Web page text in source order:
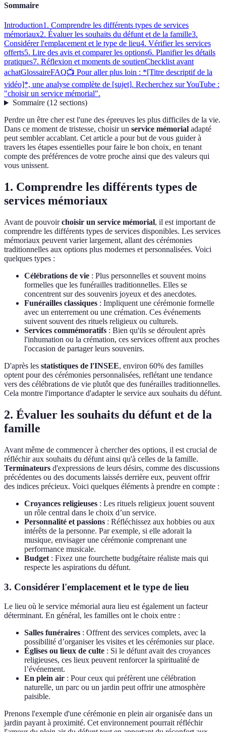
Sommaire
Introduction1. Comprendre les différents types de services
mémoriaux2. Évaluer les souhaits du défunt et de la famille3.
Considérer l'emplacement et le type de lieu4. Vérifier les services
offerts5. Lire des avis et comparer les options6. Planifier les détails
pratiques7. Réflexion et moments de soutienChecklist avant
achatGlossaireFAQ📺 Pour aller plus loin : *[Titre descriptif de la
vidéo]*, une analyse complète de [sujet]. Recherchez sur YouTube :
"choisir un service mémorial".
Sommaire(12 sections)
Perdre un être cher est l'une des épreuves les plus difficiles de la vie.
Dans ce moment de tristesse, choisir un service mémorial adapté
peut sembler accablant. Cet article a pour but de vous guider à
travers les étapes essentielles pour faire le bon choix, en tenant
compte des préférences de votre proche ainsi que des valeurs qui
vous unissent.
1. Comprendre les différents types de
services mémoriaux
Avant de pouvoirchoisir un service mémorial, il est important de
comprendre les différents types de services disponibles. Les services
mémoriaux peuvent varier largement, allant des cérémonies
traditionnelles aux options plus modernes et personnalisées. Voici
quelques types :
Célébrations de vie : Plus personnelles et souvent moins
formelles que les funérailles traditionnelles. Elles se
concentrent sur des souvenirs joyeux et des anecdotes.
Funérailles classiques : Impliquent une cérémonie formelle
avec un enterrement ou une crémation. Ces événements
suivent souvent des rituels religieux ou culturels.
Services commémoratifs : Bien qu'ils se déroulent après
l'inhumation ou la crémation, ces services offrent aux proches
l'occasion de partager leurs souvenirs.
D'après les statistiques de l'INSEE, environ 60% des familles
optent pour des cérémonies personnalisées, reflétant une tendance
vers des célébrations de vie plutôt que des funérailles traditionnelles.
Cela montre l'importance d'adapter le service aux souhaits du défunt.
2. Évaluer les souhaits du défunt et de la
famille
Avant même de commencer à chercher des options, il est crucial de
réfléchir aux souhaits du défunt ainsi qu'à celles de la famille.
Terminateurs d'expressions de leurs désirs, comme des discussions
précédentes ou des documents laissés derrière eux, peuvent offrir
des indices précieux. Voici quelques éléments à prendre en compte :
Croyances religieuses : Les rituels religieux jouent souvent
un rôle central dans le choix d’un service.
Personnalité et passions : Réfléchissez aux hobbies ou aux
intérêts de la personne. Par exemple, si elle adorait la
musique, envisager une cérémonie comprenant une
performance musicale.
Budget : Fixez une fourchette budgétaire réaliste mais qui
respecte les aspirations du défunt.
3. Considérer l'emplacement et le type de lieu
Le lieu où le service mémorial aura lieu est également un facteur
déterminant. En général, les familles ont le choix entre :
Salles funéraires : Offrent des services complets, avec la
possibilité d’organiser les visites et les cérémonies sur place.
Églises ou lieux de culte : Si le défunt avait des croyances
religieuses, ces lieux peuvent renforcer la spiritualité de
l’événement.
En plein air : Pour ceux qui préfèrent une célébration
naturelle, un parc ou un jardin peut offrir une atmosphère
paisible.
Prenons l'exemple d'une cérémonie en plein air organisée dans un
jardin payant à proximité. Cet environnement pourrait réfléchir